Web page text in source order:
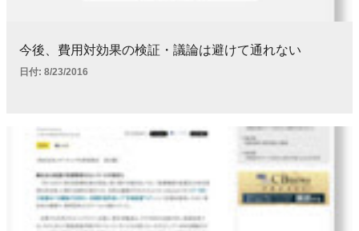
今後、費用対効果の検証・議論は避けて通れない
日付: 8/23/2016